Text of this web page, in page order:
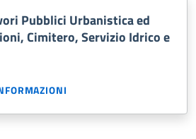
Pubblici Urbanistica ed
Cimitero, Servizio Idrico e